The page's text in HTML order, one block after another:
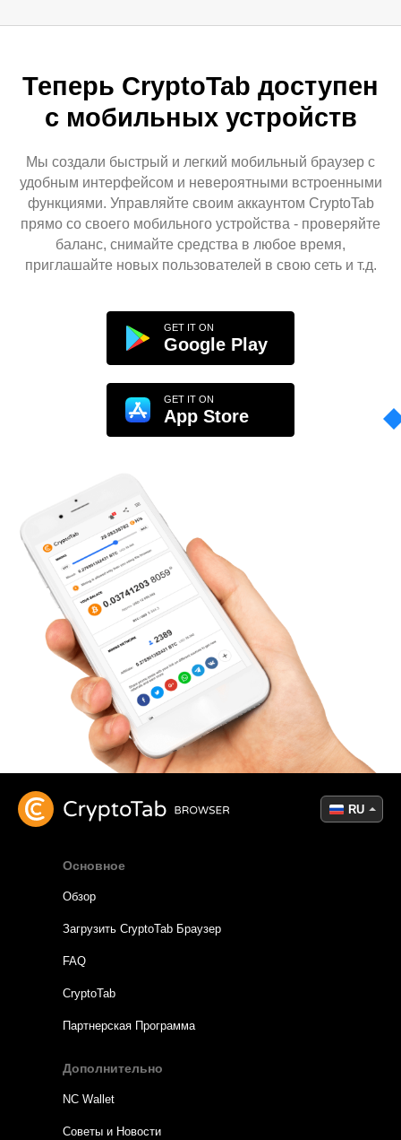
Теперь CryptoTab доступен
с мобильных устройств
Мы создали быстрый и легкий мобильный браузер с
удобным интерфейсом и невероятными встроенными
функциями. Управляйте своим аккаунтом CryptoTab
прямо со своего мобильного устройства - проверяйте
баланс, снимайте средства в любое время,
приглашайте новых пользователей в свою сеть и т.д.
GET IT ON
Google Play
GET IT ON
App Store
Основное
Обзор
Загрузить CryptoTab Браузер
FAQ
CryptoTab
Партнерская Программа
Дополнительно
NC Wallet
Советы и Новости
RU